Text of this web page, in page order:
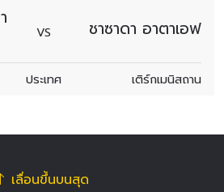
VS ชาซาดา อาตาเอฟ
ประเทศ เติร์กเมนิสถาน
เลื่อนขึ้นบนสุด